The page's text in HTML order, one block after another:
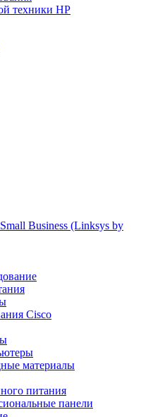
техники HP
Business (Linksys by
Cisco
материалы
питания
панели